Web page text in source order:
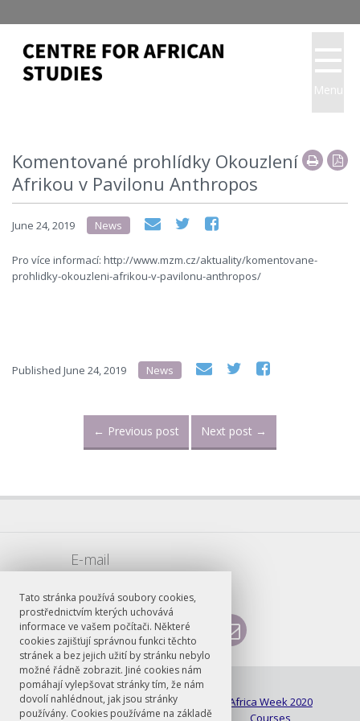
Tato stránka používá soubory cookies,
prostřednictvím kterých uchovává
informace ve vašem počítači. Některé
cookies zajišťují správnou funkci těchto
stránek a bez jejich užití by stránku nebylo
možné řádně zobrazit. Jiné cookies nám
pomáhají vylepšovat stránky tím, že nám
dovolí nahlédnout, jak jsou stránky
používány. Cookies používáme na základě
Komentované prohlídky Okouzlení
Afrikou v Pavilonu Anthropos
June 24, 2019 News
Pro více informací: http://www.mzm.cz/aktuality/komentovane-
prohlidky-okouzleni-afrikou-v-pavilonu-anthropos/
Published June 24, 2019 News
← Previous post Next post →
Menu
E-mail
© FF UK 2026
About
Africa Week 2020
Contacts
Courses